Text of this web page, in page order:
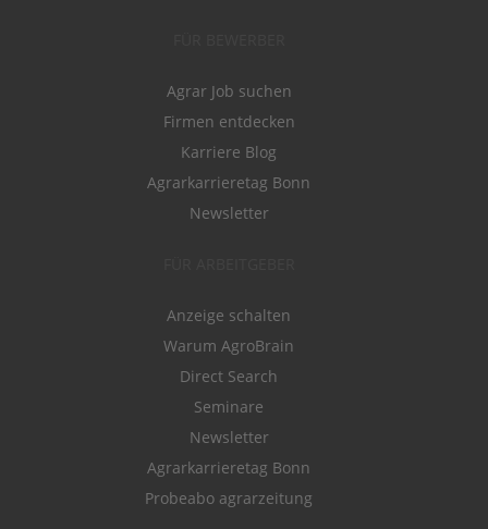
Agrar Job suchen
Firmen entdecken
Karriere Blog
Agrarkarrieretag Bonn
Newsletter
Anzeige schalten
Warum AgroBrain
Direct Search
Seminare
Newsletter
Agrarkarrieretag Bonn
Probeabo agrarzeitung